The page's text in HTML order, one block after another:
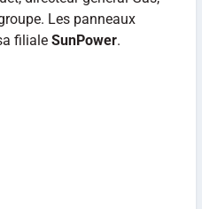
Les panneaux
filiale SunPower.